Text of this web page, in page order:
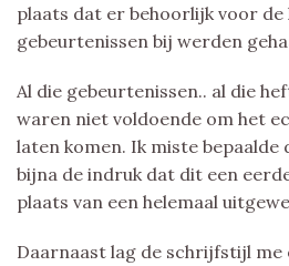
plaats dat er behoorlijk voor de
gebeurtenissen bij werden
Al die gebeurtenissen.. al die
waren niet voldoende om het
laten komen. Ik miste bepaalde
bijna de indruk dat dit een
plaats van een helemaal
Daarnaast lag de schrijfstijl me